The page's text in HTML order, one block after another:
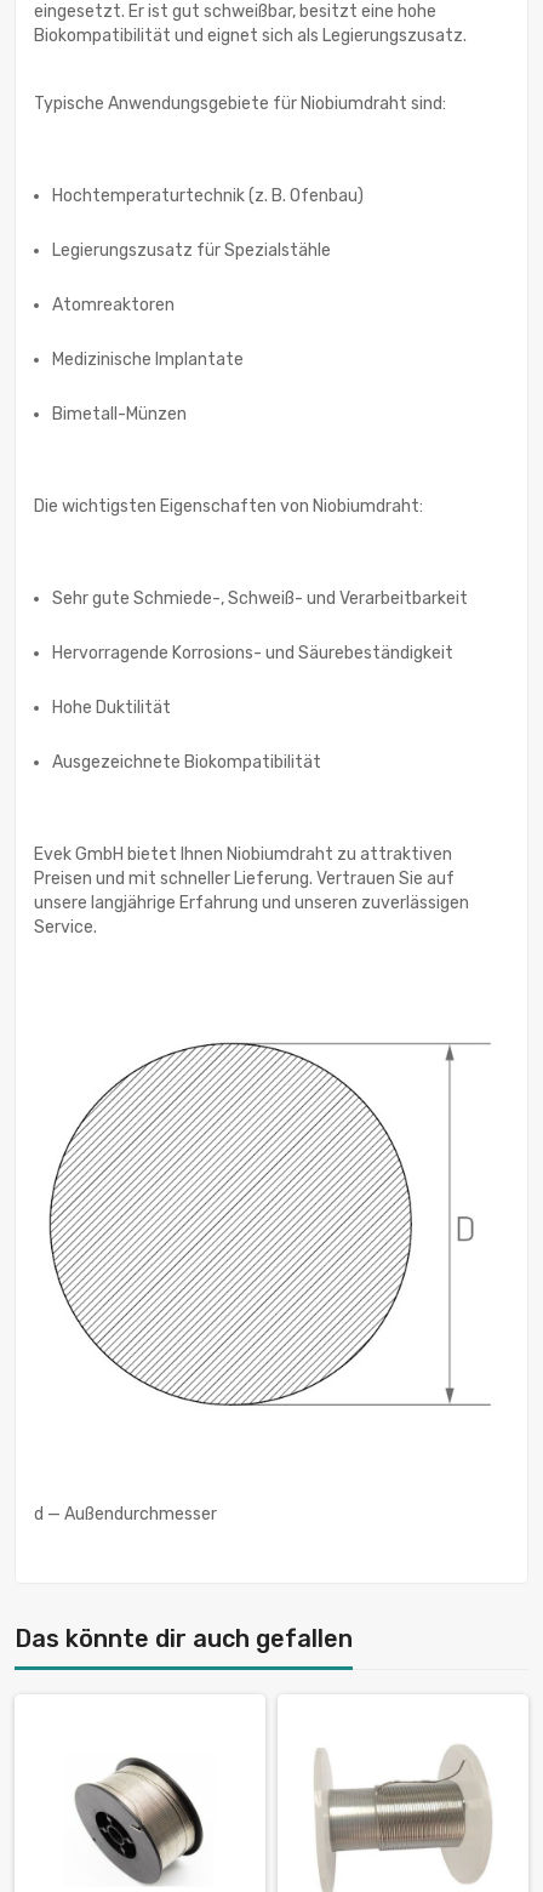
eingesetzt. Er ist gut schweißbar, besitzt eine hohe
Biokompatibilität und eignet sich als Legierungszusatz.
Typische Anwendungsgebiete für Niobiumdraht sind:
Hochtemperaturtechnik (z. B. Ofenbau)
Legierungszusatz für Spezialstähle
Atomreaktoren
Medizinische Implantate
Bimetall-Münzen
Die wichtigsten Eigenschaften von Niobiumdraht:
Sehr gute Schmiede-, Schweiß- und Verarbeitbarkeit
Hervorragende Korrosions- und Säurebeständigkeit
Hohe Duktilität
Ausgezeichnete Biokompatibilität
Evek GmbH bietet Ihnen Niobiumdraht zu attraktiven
Preisen und mit schneller Lieferung. Vertrauen Sie auf
unsere langjährige Erfahrung und unseren zuverlässigen
Service.
d — Außendurchmesser
Das könnte dir auch gefallen